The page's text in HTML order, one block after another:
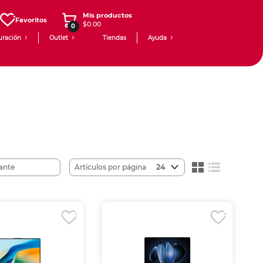
Favoritos
0
Mis productos
$0.00
Outlet Tiendas Ayuda
Artículos por página 24